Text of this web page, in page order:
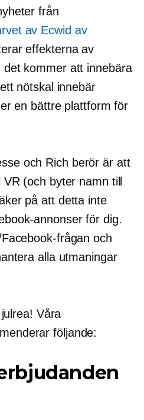
från
av Ecwid av
effekterna av
det kommer att innebära
nötskal innebär
en bättre plattform för
och Rich berör är att
(och byter namn till
på att detta inte
annonser för dig.
frågan och
alla utmaningar
Våra
följande: